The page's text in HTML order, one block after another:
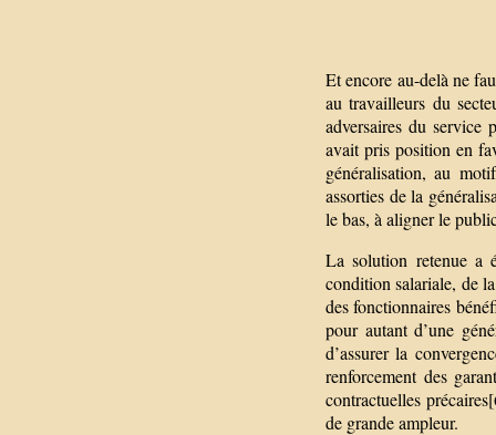
Et encore au-delà ne
au travailleurs du
adversaires du
avait pris position en
généralisation, au
assorties de la
le bas, à aligner le
La solution retenue a
condition salariale, de
des fonctionnaires
pour autant d’une
d’assurer la
renforcement des
contractuelles
de grande ampleur.